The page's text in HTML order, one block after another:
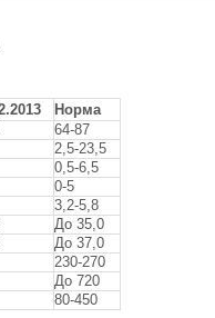
Норма
64-87
2,5-23,5
0,5-6,5
0-5
3,2-5,8
До 35,0
До 37,0
230-270
До 720
80-450